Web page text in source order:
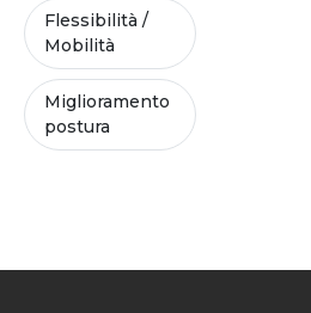
Flessibilità /
Mobilità
Miglioramento
postura